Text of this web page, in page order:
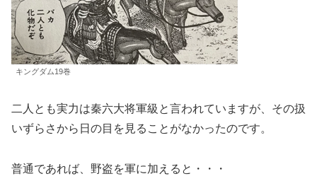
キングダム19巻
二人とも実力は秦六大将軍級と言われていますが、その扱
いずらさから日の目を見ることがなかったのです。
普通であれば、野盗を軍に加えると・・・